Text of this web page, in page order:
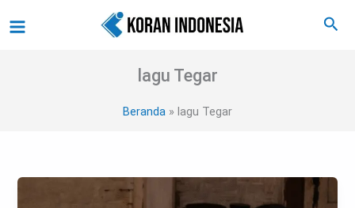
ke
Cari
lagu Tegar
Beranda lagu Tegar